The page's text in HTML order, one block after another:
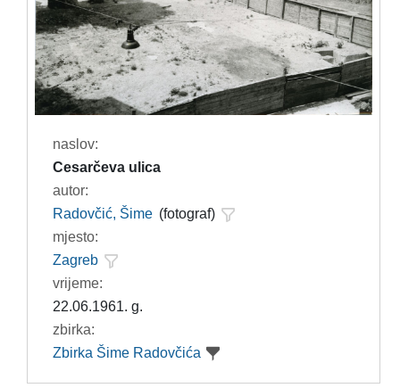
naslov:
Cesarčeva ulica
autor:
Radovčić, Šime (fotograf)
mjesto:
Zagreb
vrijeme:
22.06.1961. g.
zbirka:
Zbirka Šime Radovčića